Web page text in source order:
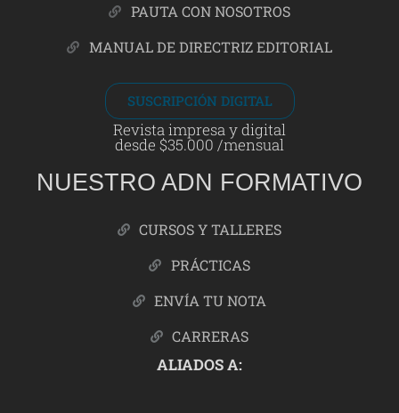
PAUTA CON NOSOTROS
MANUAL DE DIRECTRIZ EDITORIAL
SUSCRIPCIÓN DIGITAL
Revista impresa y digital
desde $35.000 /mensual
NUESTRO ADN FORMATIVO
CURSOS Y TALLERES
PRÁCTICAS
ENVÍA TU NOTA
CARRERAS
ALIADOS A: